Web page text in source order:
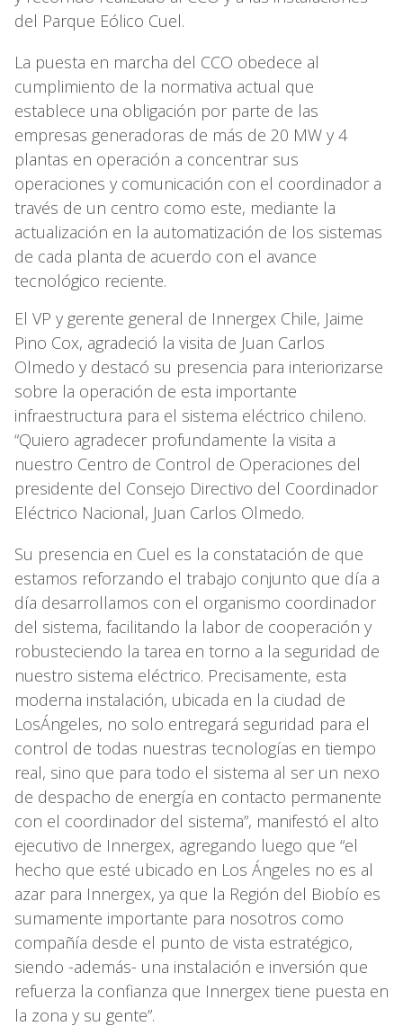
del Parque Eólico Cuel.
La puesta en marcha del CCO obedece al
cumplimiento de la normativa actual que
establece una obligación por parte de las
empresas generadoras de más de 20 MW y 4
plantas en operación a concentrar sus
operaciones y comunicación con el coordinador a
través de un centro como este, mediante la
actualización en la automatización de los sistemas
de cada planta de acuerdo con el avance
tecnológico reciente.
El VP y gerente general de Innergex Chile, Jaime
Pino Cox, agradeció la visita de Juan Carlos
Olmedo y destacó su presencia para interiorizarse
sobre la operación de esta importante
infraestructura para el sistema eléctrico chileno.
“Quiero agradecer profundamente la visita a
nuestro Centro de Control de Operaciones del
presidente del Consejo Directivo del Coordinador
Eléctrico Nacional, Juan Carlos Olmedo.
Su presencia en Cuel es la constatación de que
estamos reforzando el trabajo conjunto que día a
día desarrollamos con el organismo coordinador
del sistema, facilitando la labor de cooperación y
robusteciendo la tarea en torno a la seguridad de
nuestro sistema eléctrico. Precisamente, esta
moderna instalación, ubicada en la ciudad de
LosÁngeles, no solo entregará seguridad para el
control de todas nuestras tecnologías en tiempo
real, sino que para todo el sistema al ser un nexo
de despacho de energía en contacto permanente
con el coordinador del sistema”, manifestó el alto
ejecutivo de Innergex, agregando luego que “el
hecho que esté ubicado en Los Ángeles no es al
azar para Innergex, ya que la Región del Biobío es
sumamente importante para nosotros como
compañía desde el punto de vista estratégico,
siendo -además- una instalación e inversión que
refuerza la confianza que Innergex tiene puesta en
la zona y su gente”.